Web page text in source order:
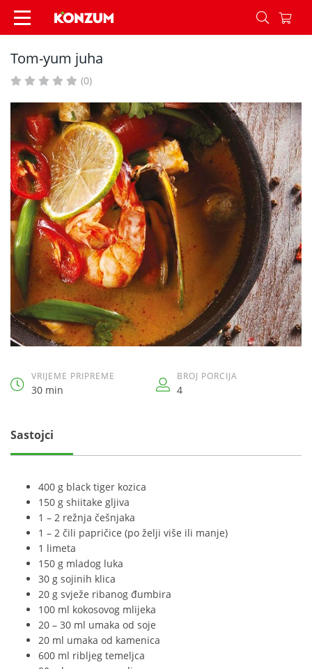
Tom-yum juha - Recepti - Konzum
Tom-yum juha
(0)
VRIJEME PRIPREME
30 min
BROJ PORCIJA
4
Sastojci
400 g black tiger kozica
150 g shiitake gljiva
1 – 2 režnja češnjaka
1 – 2 čili papričice (po želji više ili manje)
1 limeta
150 g mladog luka
30 g sojinih klica
20 g svježe ribanog đumbira
100 ml kokosovog mlijeka
20 – 30 ml umaka od soje
20 ml umaka od kamenica
600 ml ribljeg temeljca